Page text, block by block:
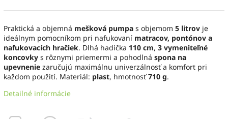
Praktická a objemná mešková pumpa s objemom 5 litrov je
ideálnym pomocníkom pri nafukovaní matracov, pontónov a
nafukovacích hračiek. Dlhá hadička 110 cm, 3 vymeniteľné
koncovky s rôznymi priemermi a pohodlná spona na
upevnenie zaručujú maximálnu univerzálnosť a komfort pri
každom použití. Materiál: plast, hmotnosť710 g.
Detailné informácie